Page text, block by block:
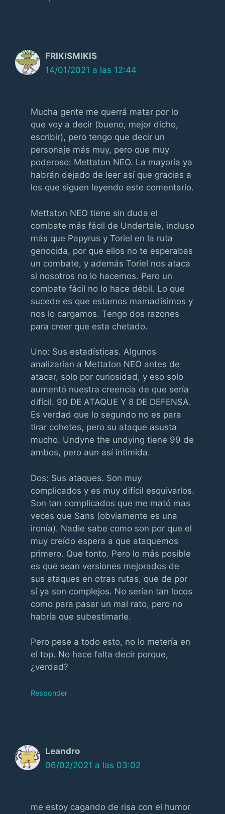
FRIKISMIKIS
14/01/2021 a las 12:44
Mucha gente me querrá matar por lo
que voy a decir (bueno, mejor dicho,
escribir), pero tengo que decir un
personaje más muy, pero que muy
poderoso: Mettaton NEO. La mayoría ya
habrán dejado de leer así que gracias a
los que siguen leyendo este comentario.
Mettaton NEO tiene sin duda el
combate más fácil de Undertale, incluso
más que Papyrus y Toriel en la ruta
genocida, por que ellos no te esperabas
un combate, y además Toriel nos ataca
si nosotros no lo hacemos. Pero un
combate fácil no lo hace débil. Lo que
sucede es que estamos mamadísimos y
nos lo cargamos. Tengo dos razones
para creer que esta chetado.
Uno: Sus estadísticas. Algunos
analizarían a Mettaton NEO antes de
atacar, solo por curiosidad, y eso solo
aumentó nuestra creencia de que sería
difícil. 90 DE ATAQUE Y 8 DE DEFENSA.
Es verdad que lo segundo no es para
tirar cohetes, pero su ataque asusta
mucho. Undyne the undying tiene 99 de
ambos, pero aun así intimida.
Dos: Sus ataques. Son muy
complicados y es muy difícil esquivarlos.
Son tan complicados que me mató mas
veces que Sans (obviamente es una
ironía). Nadie sabe como son por que el
muy creído espera a que ataquemos
primero. Que tonto. Pero lo más posible
es que sean versiones mejorados de
sus ataques en otras rutas, que de por
sí ya son complejos. No serían tan locos
como para pasar un mal rato, pero no
habría que subestimarle.
Pero pese a todo esto, no lo metería en
el top. No hace falta decir porque,
¿verdad?
Responder
Leandro
06/02/2021 a las 03:02
me estoy cagando de risa con el humor